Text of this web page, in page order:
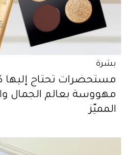
بشرة
مهووسة بعالم الجمال
المميّز